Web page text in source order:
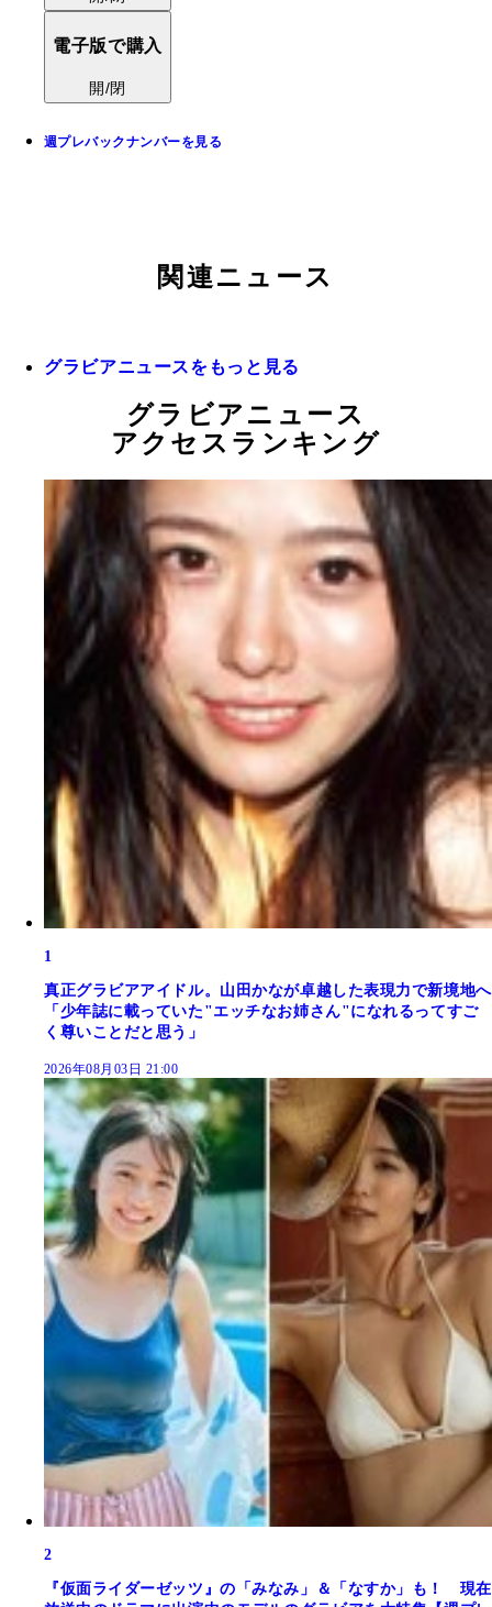
電子版で購入
開/閉
週プレバックナンバーを見る
関連ニュース
グラビアニュースをもっと見る
グラビアニュース
アクセスランキング
1
真正グラビアアイドル。山田かなが卓越した表現力で新境地へ
「少年誌に載っていた"エッチなお姉さん"になれるってすご
く尊いことだと思う」
2026年08月03日 21:00
2
『仮面ライダーゼッツ』の「みなみ」＆「なすか」も！ 現在